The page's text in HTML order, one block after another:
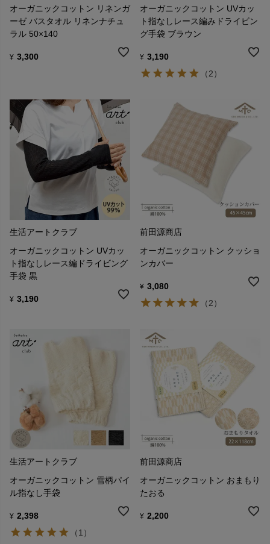
オーガニックコットン リネンガ
ーゼ バスタオル リネンナチュ
ラル 50×140
¥ 3,300
オーガニックコットン UVカッ
ト指なしレース編みドライビン
グ手袋 ブラウン
¥ 3,190
（2）
生活アートクラブ
オーガニックコットン UVカッ
ト指なしレース編ドライビング
手袋 黒
¥ 3,190
前田源商店
オーガニックコットン クッショ
ンカバー
¥ 3,080
（2）
生活アートクラブ
オーガニックコットン 雪柄パイ
ル指なし手袋
¥ 2,398
（1）
前田源商店
オーガニックコットン おまもり
たおる
¥ 2,200